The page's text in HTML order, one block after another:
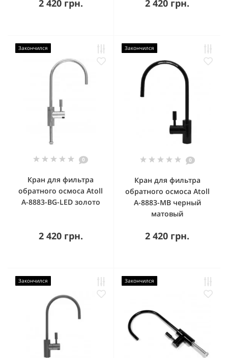
2 420 грн. 2 420 грн.
Закончился
0
Кран для фильтра
обратного осмоса Atoll
A-8883-BG-LED золото
2 420 грн.
Закончился
0
Кран для фильтра
обратного осмоса Аtoll
A-8883-MB черный
матовый
2 420 грн.
Закончился Закончился